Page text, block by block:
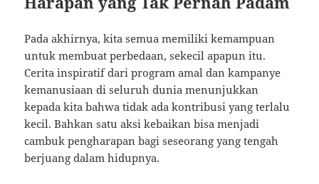
Pada akhirnya, kita semua memiliki kemampuan
untuk membuat perbedaan, sekecil apapun itu.
Cerita inspiratif dari program amal dan kampanye
kemanusiaan di seluruh dunia menunjukkan
kepada kita bahwa tidak ada kontribusi yang terlalu
kecil. Bahkan satu aksi kebaikan bisa menjadi
cambuk pengharapan bagi seseorang yang tengah
berjuang dalam hidupnya.